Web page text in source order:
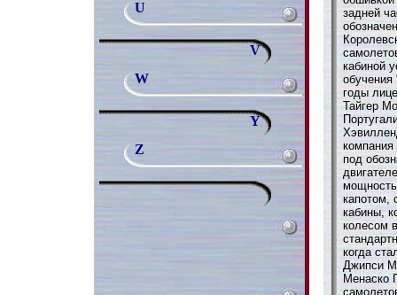
U
V
W
Y
Z
задней
кабиной
годы
Тайгер
под
капотом,
кабины,
колесом
когда
Джипси
Менаско